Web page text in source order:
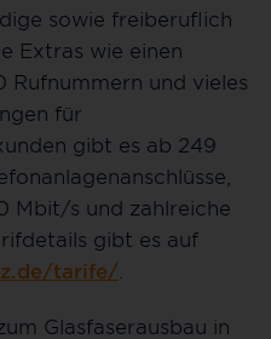
sowie freiberuflich
Extras wie einen
Rufnummern und vieles
für
gibt es ab 249
Mbit/s und zahlreiche
gibt es auf
tarife/
Glasfaserausbau in